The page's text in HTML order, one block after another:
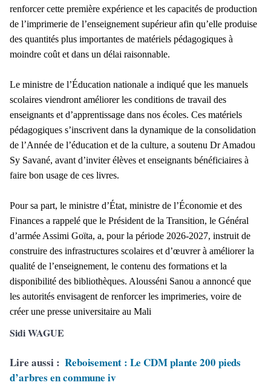
renforcer cette première expérience et les capacités de production
de l’imprimerie de l’enseignement supérieur afin qu’elle produise
des quantités plus importantes de matériels pédagogiques à
moindre coût et dans un délai raisonnable.
Le ministre de l’Éducation nationale a indiqué que les manuels
scolaires viendront améliorer les conditions de travail des
enseignants et d’apprentissage dans nos écoles. Ces matériels
pédagogiques s’inscrivent dans la dynamique de la consolidation
de l’Année de l’éducation et de la culture, a soutenu Dr Amadou
Sy Savané, avant d’inviter élèves et enseignants bénéficiaires à
faire bon usage de ces livres.
Pour sa part, le ministre d’État, ministre de l’Économie et des
Finances a rappelé que le Président de la Transition, le Général
d’armée Assimi Goïta, a, pour la période 2026-2027, instruit de
construire des infrastructures scolaires et d’œuvrer à améliorer la
qualité de l’enseignement, le contenu des formations et la
disponibilité des bibliothèques. Alousséni Sanou a annoncé que
les autorités envisagent de renforcer les imprimeries, voire de
créer une presse universitaire au Mali
Sidi WAGUE
Lire aussi : Reboisement : Le CDM plante 200 pieds
d’arbres en commune iv